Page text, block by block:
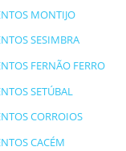
MONTIJO
SESIMBRA
FERNÃO FERRO
SETÚBAL
CORROIOS
CACÉM